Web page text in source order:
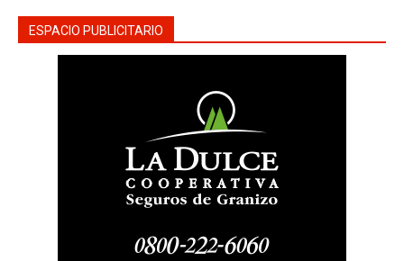
ESPACIO PUBLICITARIO